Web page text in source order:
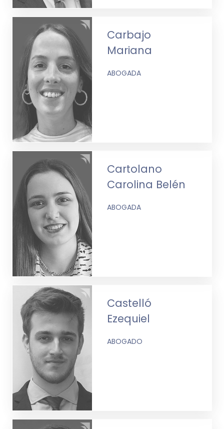
Carbajo
Mariana
ABOGADA
Cartolano
Carolina Belén
ABOGADA
Castelló
Ezequiel
ABOGADO